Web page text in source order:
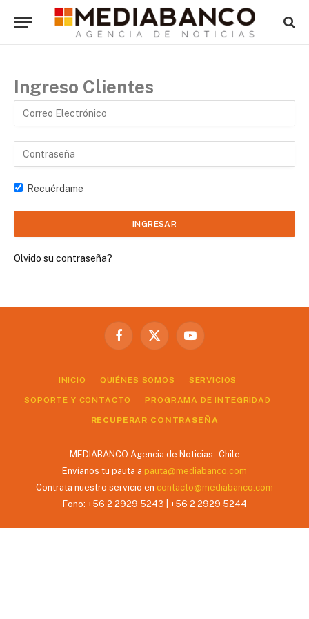
Ingreso Clientes
Recuérdame
Olvido su contraseña?
Facebook
X
YouTube
INICIO QUIÉNES SOMOS SERVICIOS
SOPORTE Y CONTACTO PROGRAMA DE INTEGRIDAD
RECUPERAR CONTRASEÑA
MEDIABANCO Agencia de Noticias - Chile
Envíanos tu pauta a pauta@mediabanco.com
Contrata nuestro servicio en contacto@mediabanco.com
Fono: +56 2 2929 5243 | +56 2 2929 5244